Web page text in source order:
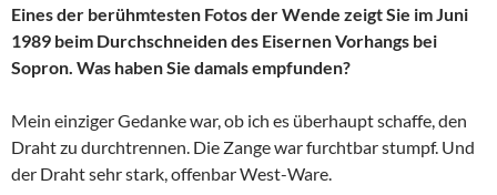
Eines der berühmtesten Fotos der Wende zeigt Sie im Juni
1989 beim Durchschneiden des Eisernen Vorhangs bei
Sopron. Was haben Sie damals empfunden?
Mein einziger Gedanke war, ob ich es überhaupt schaffe, den
Draht zu durchtrennen. Die Zange war furchtbar stumpf. Und
der Draht sehr stark, offenbar West-Ware.